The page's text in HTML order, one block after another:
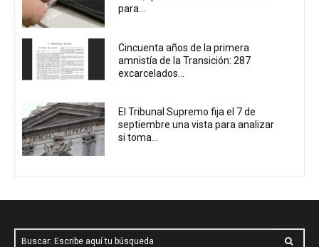
para...
Cincuenta años de la primera
amnistía de la Transición: 287
excarcelados...
El Tribunal Supremo fija el 7 de
septiembre una vista para analizar
si toma...
Buscar: Escribe aquí tu búsqueda